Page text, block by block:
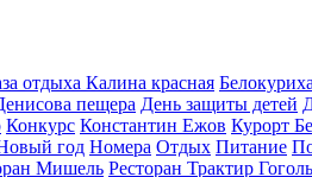
отдыха Калина красная Белокуриха
пещера День защиты детей
Конкурс Константин Ежов Курорт
год Номера Отдых Питание
Мишель Ресторан Трактир Гоголь